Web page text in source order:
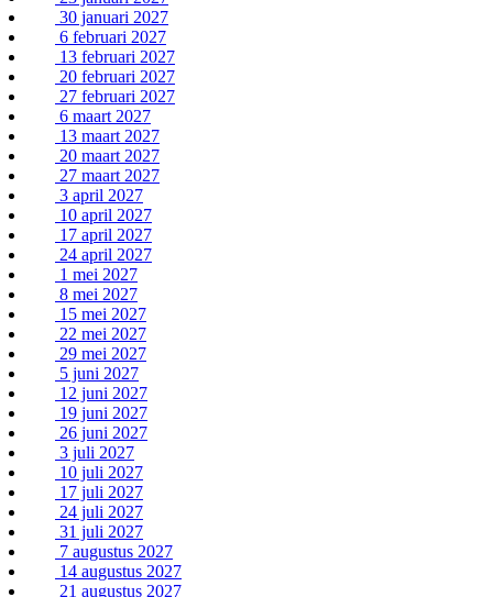
30 januari 2027
6 februari 2027
13 februari 2027
20 februari 2027
27 februari 2027
6 maart 2027
13 maart 2027
20 maart 2027
27 maart 2027
3 april 2027
10 april 2027
17 april 2027
24 april 2027
1 mei 2027
8 mei 2027
15 mei 2027
22 mei 2027
29 mei 2027
5 juni 2027
12 juni 2027
19 juni 2027
26 juni 2027
3 juli 2027
10 juli 2027
17 juli 2027
24 juli 2027
31 juli 2027
7 augustus 2027
14 augustus 2027
21 augustus 2027